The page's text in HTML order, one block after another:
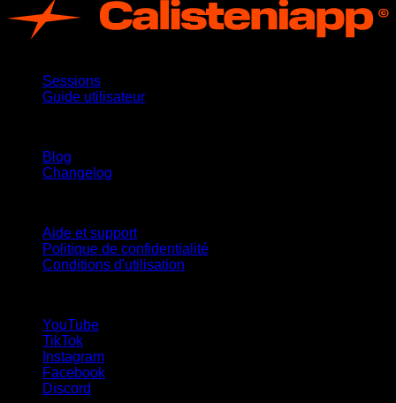
Sessions
Guide utilisateur
Blog
Changelog
Aide et support
Politique de confidentialité
Conditions d'utilisation
YouTube
TikTok
Instagram
Facebook
Discord